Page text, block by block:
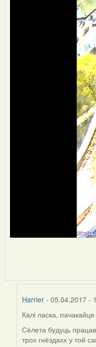
Harrier- 05.04.2017 -
In
reply
to
Калі ласка,
Сёлета будуць
трох гнёздахх у той